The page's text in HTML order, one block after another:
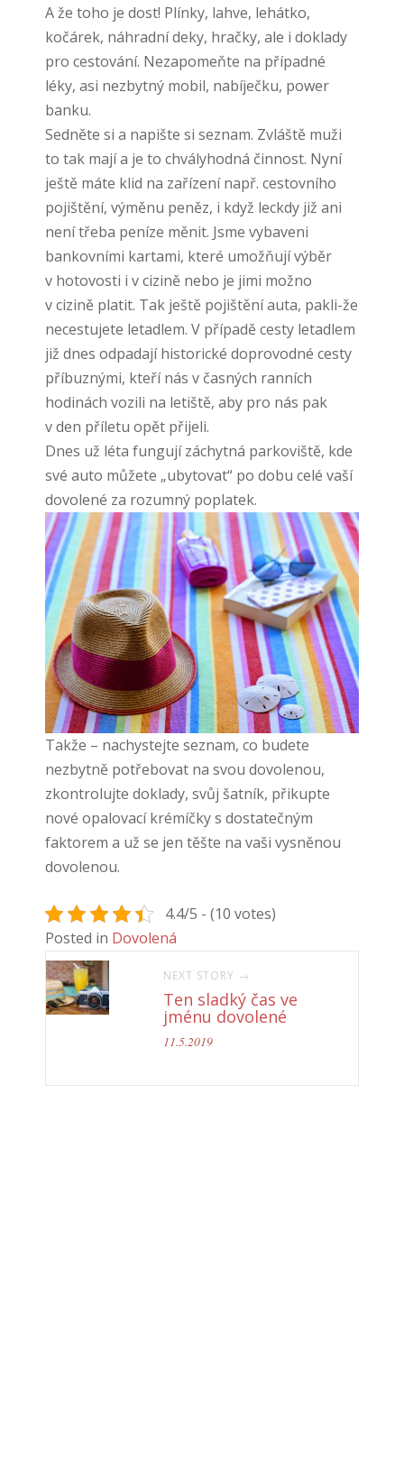
A že toho je dost! Plínky, lahve, lehátko,
kočárek, náhradní deky, hračky, ale i doklady
pro cestování. Nezapomeňte na případné
léky, asi nezbytný mobil, nabíječku, power
banku.
Sedněte si a napište si seznam. Zvláště muži
to tak mají a je to chvályhodná činnost. Nyní
ještě máte klid na zařízení např. cestovního
pojištění, výměnu peněz, i když leckdy již ani
není třeba peníze měnit. Jsme vybaveni
bankovními kartami, které umožňují výběr
v hotovosti i v cizině nebo je jimi možno
v cizině platit. Tak ještě pojištění auta, pakli-že
necestujete letadlem. V případě cesty letadlem
již dnes odpadají historické doprovodné cesty
příbuznými, kteří nás v časných ranních
hodinách vozili na letiště, aby pro nás pak
v den příletu opět přijeli.
Dnes už léta fungují záchytná parkoviště, kde
své auto můžete „ubytovat“ po dobu celé vaší
dovolené za rozumný poplatek.
Takže – nachystejte seznam, co budete
nezbytně potřebovat na svou dovolenou,
zkontrolujte doklady, svůj šatník, přikupte
nové opalovací krémíčky s dostatečným
faktorem a už se jen těšte na vaši vysněnou
dovolenou.
4.4/5 - (10 votes)
Posted in Dovolená
NEXT STORY →
Ten sladký čas ve
jménu dovolené
11.5.2019